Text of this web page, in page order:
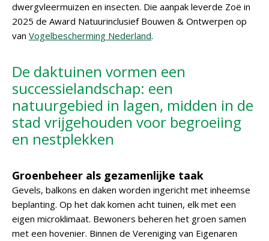
dwergvleermuizen en insecten. Die aanpak leverde Zoë in
2025 de Award Natuurinclusief Bouwen & Ontwerpen op
van Vogelbescherming Nederland.
De daktuinen vormen een
successielandschap: een
natuurgebied in lagen, midden in de
stad vrijgehouden voor begroeiing
en nestplekken
Groenbeheer als gezamenlijke taak
Gevels, balkons en daken worden ingericht met inheemse
beplanting. Op het dak komen acht tuinen, elk met een
eigen microklimaat. Bewoners beheren het groen samen
met een hovenier. Binnen de Vereniging van Eigenaren